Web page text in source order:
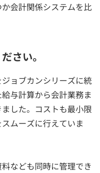
会計関係システムを比
さい。
ョブカンシリーズに統
与計算から会計業務ま
した。コストも最小限
ムーズに行えていま
なども同時に管理でき